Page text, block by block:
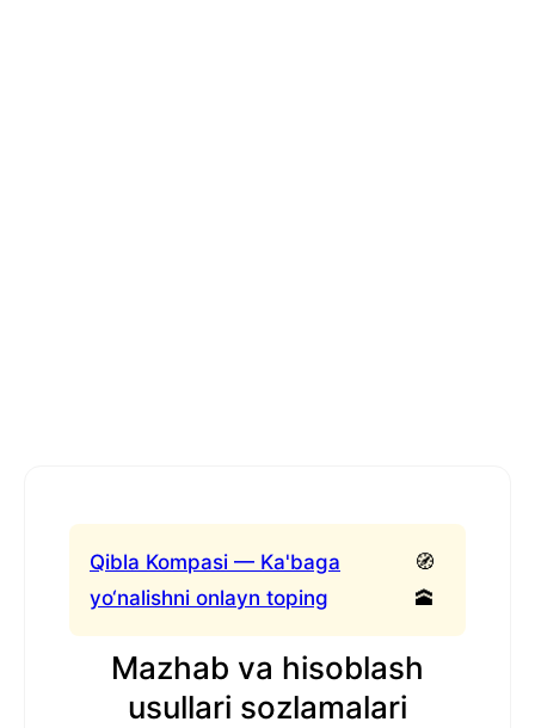
Qibla Kompasi — Ka'baga
yo‘nalishni onlayn toping
🧭
🕋
Mazhab va hisoblash
usullari sozlamalari